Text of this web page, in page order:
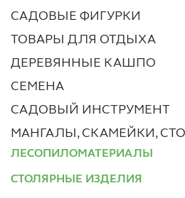
САДОВЫЕ ФИГУРКИ
ТОВАРЫ ДЛЯ ОТДЫХА
ДЕРЕВЯННЫЕ КАШПО
СЕМЕНА
САДОВЫЙ ИНСТРУМЕНТ
МАНГАЛЫ, СКАМЕЙКИ,
ЛЕСОПИЛОМАТЕРИАЛЫ
СТОЛЯРНЫЕ ИЗДЕЛИЯ